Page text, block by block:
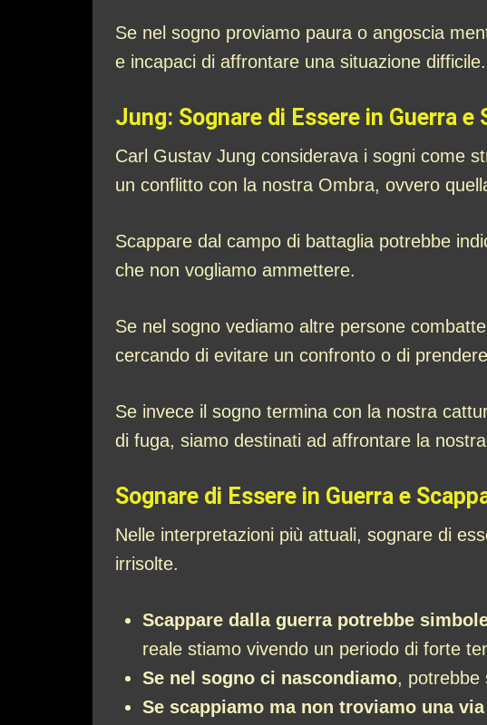
Se nel sogno proviamo paura o angoscia
e incapaci di affrontare una situazione difficile.
Jung: Sognare di Essere in Guerra
Carl Gustav Jung considerava i sogni come
un conflitto con la nostra Ombra, ovvero
Scappare dal campo di battaglia potrebbe
che non vogliamo ammettere.
Se nel sogno vediamo altre persone
cercando di evitare un confronto o di
Se invece il sogno termina con la nostra
di fuga, siamo destinati ad affrontare la
Sognare di Essere in Guerra e
Nelle interpretazioni più attuali, sognare di
irrisolte.
Scappare dalla guerra potrebbe
reale stiamo vivendo un periodo di forte
Se nel sogno ci nascondiamo, potrebbe
Se scappiamo ma non troviamo una via